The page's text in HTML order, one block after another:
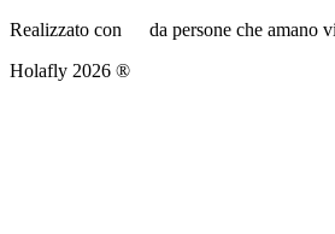
Realizzato con
da persone che amano
Holafly 2026 ®